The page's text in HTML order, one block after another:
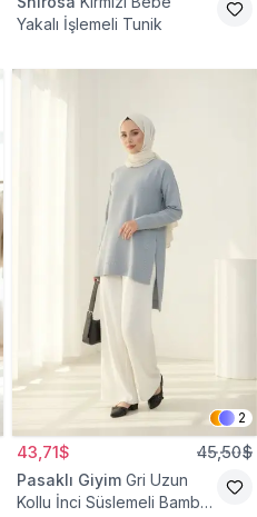
Yakalı İşlemeli Tunik
2
43,71$ 45,50$
Pasaklı Giyim Gri Uzun
Kollu İnci Süslemeli Bambu